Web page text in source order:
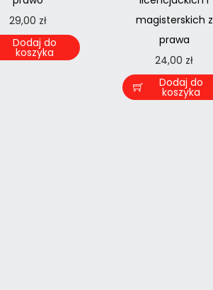
29,00 zł
Dodaj do
koszyka
magisterskich z
prawa
24,00 zł
Dodaj do
koszyka